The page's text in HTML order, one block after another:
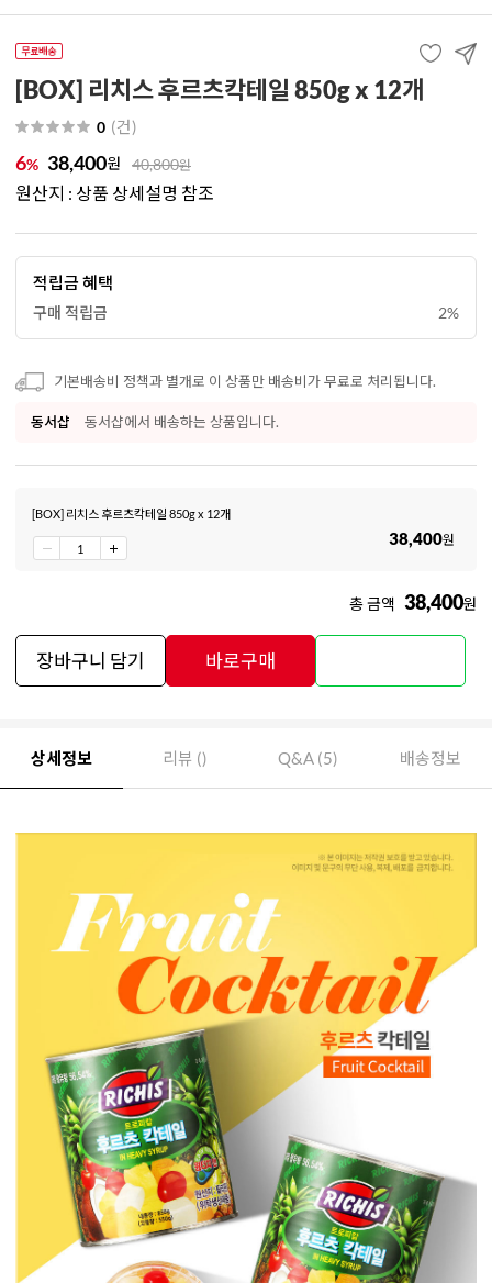
[BOX] 리치스 후르츠칵테일 850g x 12개
0 (건)
6% 38,400원 40,800원
원산지 : 상품 상세설명 참조
적립금 혜택
구매 적립금 2%
기본배송비 정책과 별개로 이 상품만 배송비가 무료로 처리됩니다.
동서샵 동서샵에서 배송하는 상품입니다.
[BOX] 리치스 후르츠칵테일 850g x 12개
38,400원
총 금액 38,400원
장바구니 담기 바로구매
상세정보 리뷰 () Q&A (5) 배송정보